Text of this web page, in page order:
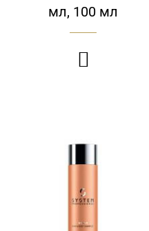
мл, 100 мл
